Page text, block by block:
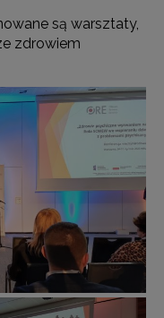
są warsztaty,
zdrowiem